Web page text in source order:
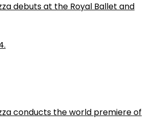
debuts at the Royal Ballet and
conducts the world premiere of